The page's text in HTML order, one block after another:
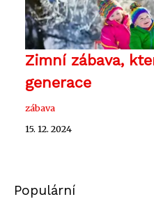
Zimní zábava,
generace
zábava
15. 12. 2024
Populární